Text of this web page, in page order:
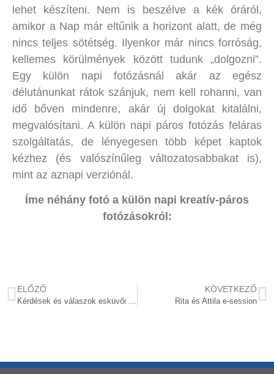
lehet készíteni. Nem is beszélve a kék óráról,
amikor a Nap már eltűnik a horizont alatt, de még
nincs teljes sötétség. Ilyenkor már nincs forróság,
kellemes körülmények között tudunk „dolgozni”.
Egy külön napi fotózásnál akár az egész
délutánunkat rátok szánjuk, nem kell rohanni, van
idő bőven mindenre, akár új dolgokat kitalálni,
megvalósítani. A külön napi páros fotózás feláras
szolgáltatás, de lényegesen több képet kaptok
kézhez (és valószínűleg változatosabbakat is),
mint az aznapi verziónál.
Íme néhány fotó a külön napi kreatív-páros
fotózásokról:
ELŐZŐ
Kérdések és válaszok esküvői fotózással kapcsolatban
KÖVETKEZŐ
Rita és Attila e-session